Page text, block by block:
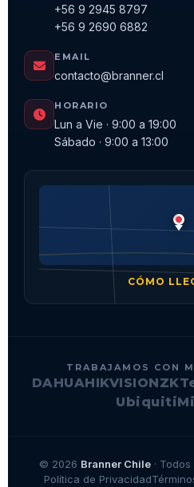
+56 9 2945 8797
+56 9 2690 6882
EMAIL
contacto@branner.cl
HORARIO
Lun a Vie · 9:00 a 19:00
Sábado · 9:00 a 13:00
CÓMO
TRABAJAMOS CON
DAHUAHIKVISION
Ubiquiti
© 2026 Branner Chile·
Política de Privacidad